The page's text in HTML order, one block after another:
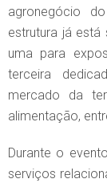
agronegócio
estrutura já está
uma para
terceira
mercado da
alimentação,
Durante o
serviços